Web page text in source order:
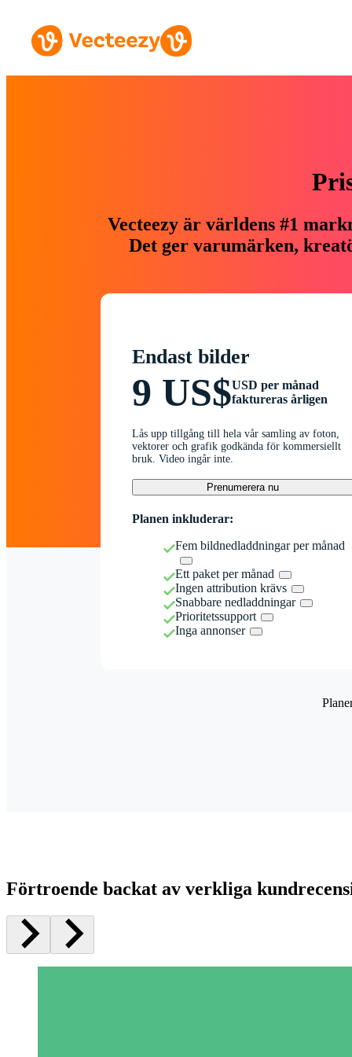
Vecteezy är världens #1
Det ger varumärken,
Endast bilder
9 US$USD per månad
faktureras årligen
Lås upp tillgång till hela vår samling av foton,
vektorer och grafik godkända för kommersiellt
bruk. Video ingår inte.
Prenumerera nu
Planen inkluderar:
Fem bildnedladdningar per månad
Ett paket per månad
Ingen attribution krävs
Snabbare nedladdningar
Prioritetssupport
Inga annonser
Förtroende backat av verkliga